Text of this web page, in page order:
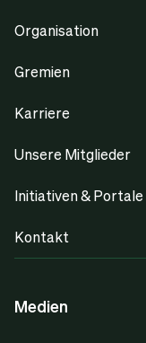
Organisation
Gremien
Karriere
Unsere Mitglieder
Initiativen & Portale
Kontakt
Medien